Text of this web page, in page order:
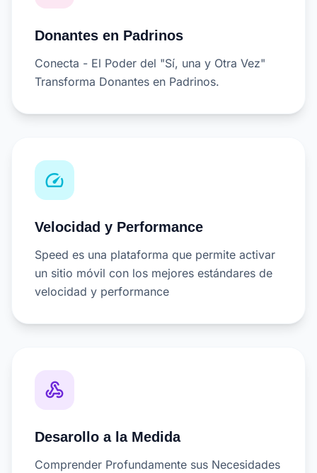
Donantes en Padrinos
Conecta - El Poder del "Sí, una y Otra Vez"
Transforma Donantes en Padrinos.
speed
Velocidad y Performance
Speed es una plataforma que permite activar
un sitio móvil con los mejores estándares de
velocidad y performance
webhook
Desarollo a la Medida
Comprender Profundamente sus Necesidades